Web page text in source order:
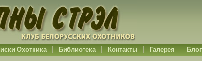
Охотника Библиотека Контакты Галерея Блог